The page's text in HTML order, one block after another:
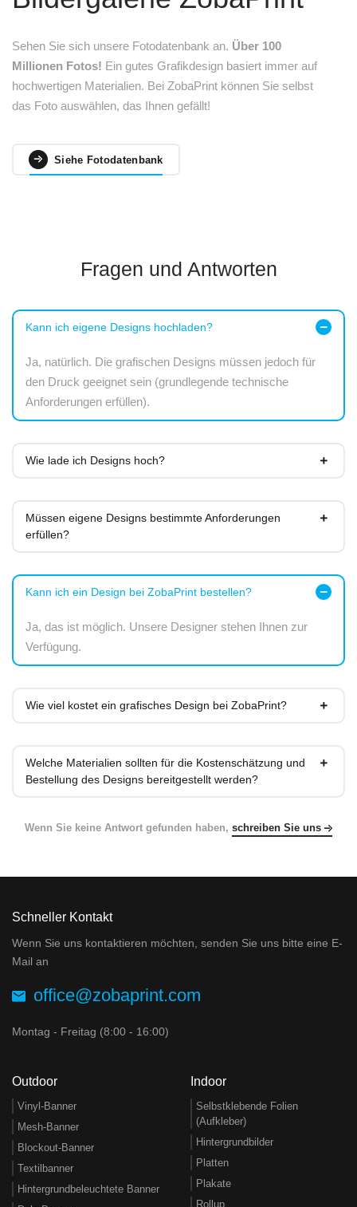
Sehen Sie sich unsere Fotodatenbank an. Über 100
Millionen Fotos! Ein gutes Grafikdesign basiert immer auf
hochwertigen Materialien. Bei ZobaPrint können Sie selbst
das Foto auswählen, das Ihnen gefällt!
Siehe Fotodatenbank
Fragen und Antworten
Kann ich eigene Designs hochladen?
Ja, natürlich. Die grafischen Designs müssen jedoch für
den Druck geeignet sein (grundlegende technische
Anforderungen erfüllen).
Wie lade ich Designs hoch?
Müssen eigene Designs bestimmte Anforderungen
erfüllen?
Kann ich ein Design bei ZobaPrint bestellen?
Ja, das ist möglich. Unsere Designer stehen Ihnen zur
Verfügung.
Wie viel kostet ein grafisches Design bei ZobaPrint?
Welche Materialien sollten für die Kostenschätzung und
Bestellung des Designs bereitgestellt werden?
Wenn Sie keine Antwort gefunden haben, schreiben Sie uns
Schneller Kontakt
Wenn Sie uns kontaktieren möchten, senden Sie uns bitte eine E-
Mail an
office@zobaprint.com
Montag - Freitag (8:00 - 16:00)
Outdoor
Vinyl-Banner
Mesh-Banner
Blockout-Banner
Textilbanner
Hintergrundbeleuchtete Banner
Indoor
Selbstklebende Folien
(Aufkleber)
Hintergrundbilder
Platten
Plakate
Rollup